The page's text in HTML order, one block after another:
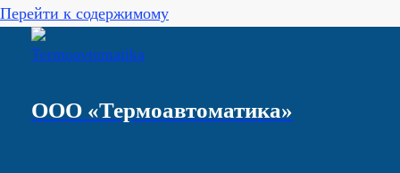
Перейти к содержимому
ООО «Термоавтоматика»